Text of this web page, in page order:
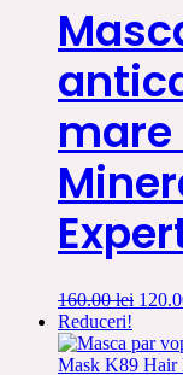
mare
160.00lei Prețul
a
fost:
Reduceri!